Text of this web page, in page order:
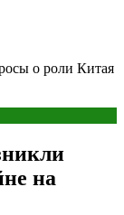
о роли Китая
на